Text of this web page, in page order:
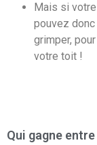
Mais si votre
pouvez
grimper,
votre toit !
Qui gagne